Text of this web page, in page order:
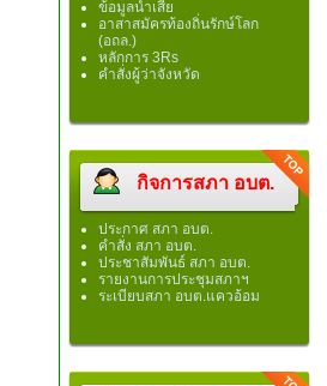
ข้อมูลน้ำเสีย
อาสาสมัครท้องถิ่นรักษ์โลก
(อถล.)
หลักการ 3Rs
คำสั่งผู้ว่าจังหวัด
กิจการสภา อบต.
ประกาศ สภา อบต.
คำสั่ง สภา อบต.
ประชาสัมพันธ์ สภา อบต.
รายงานการประชุมสภาฯ
ระเบียบสภา อบต.แควอ้อม